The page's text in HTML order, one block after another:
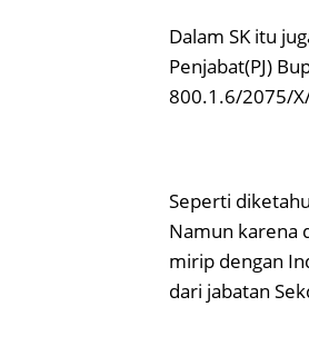
Dalam SK itu
Penjabat(PJ)
800.1.6/2075/
Seperti
Namun karena
mirip dengan
dari jabatan